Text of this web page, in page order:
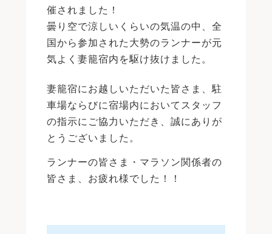
催されました！
曇り空で涼しいくらいの気温の中、全
国から参加された大勢のランナーが元
気よく妻籠宿内を駆け抜けました。
妻籠宿にお越しいただいた皆さま、駐
車場ならびに宿場内においてスタッフ
の指示にご協力いただき、誠にありが
とうございました。
ランナーの皆さま・マラソン関係者の
皆さま、お疲れ様でした！！